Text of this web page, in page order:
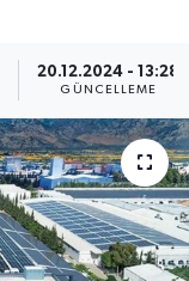
20.12.2024 - 13:28
GÜNCELLEME